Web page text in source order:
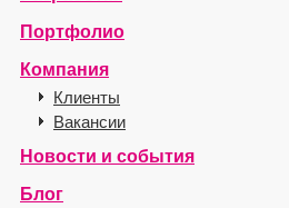
Портфолио
Компания
Клиенты
Вакансии
Новости и события
Блог